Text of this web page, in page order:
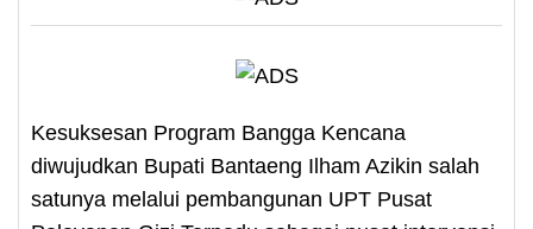
Kesuksesan Program Bangga Kencana
diwujudkan Bupati Bantaeng Ilham Azikin salah
satunya melalui pembangunan UPT Pusat